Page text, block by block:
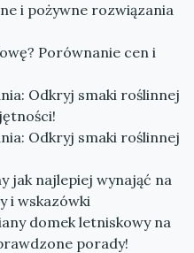
i pożywne rozwiązania
Porównanie cen i
Odkryj smaki roślinnej
Odkryj smaki roślinnej
jak najlepiej wynająć na
i wskazówki
domek letniskowy na
porady!